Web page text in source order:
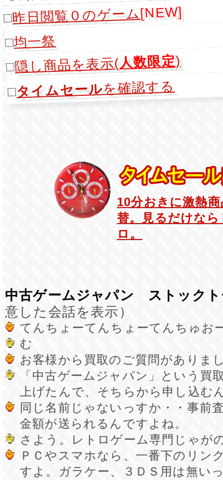
□昨日閲覧０のゲーム[NEW]
□均一祭
□隠し商品を表示(人数限定)
□タイムセールを確認する
10分おきに激熱
替。見るだけな
ロ。
中古ゲームジャパン ストックト
意した会話を表示）
てんちょーてんちょーてんちゅお
む
お客様から買取のご質問がありま
「中古ゲームジャパン」という買
上げたんで、そちらから申し込む
同じ名前じゃないっすか・・事前
金額が送られるんですよね。
さよう。レトロゲーム専門じゃが
ＰＣやスマホなら、一番下のリン
すよ。ガラケー、３ＤＳ用は無い